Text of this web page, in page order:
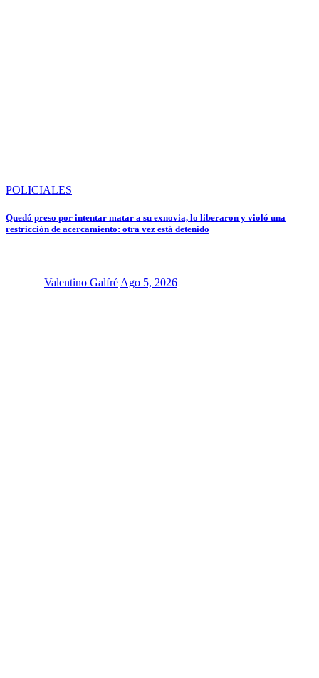
POLICIALES
Quedó preso por intentar matar a su exnovia, lo liberaron y violó una
restricción de acercamiento: otra vez está detenido
Valentino GalfréAgo 5, 2026